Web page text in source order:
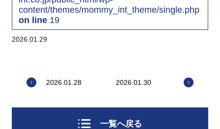
content/themes/mommy_int_theme/single.php
on line 19
2026.01.29
2026.01.28 2026.01.30
一覧へ戻る